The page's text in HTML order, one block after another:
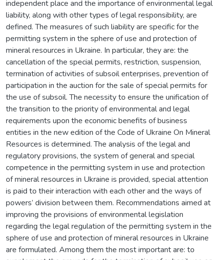
independent place and the importance of environmental legal
liability, along with other types of legal responsibility, are
defined. The measures of such liability are specific for the
permitting system in the sphere of use and protection of
mineral resources in Ukraine. In particular, they are: the
cancellation of the special permits, restriction, suspension,
termination of activities of subsoil enterprises, prevention of
participation in the auction for the sale of special permits for
the use of subsoil. The necessity to ensure the unification of
the transition to the priority of environmental and legal
requirements upon the economic benefits of business
entities in the new edition of the Code of Ukraine On Mineral
Resources is determined. The analysis of the legal and
regulatory provisions, the system of general and special
competence in the permitting system in use and protection
of mineral resources in Ukraine is provided, special attention
is paid to their interaction with each other and the ways of
powers’ division between them. Recommendations aimed at
improving the provisions of environmental legislation
regarding the legal regulation of the permitting system in the
sphere of use and protection of mineral resources in Ukraine
are formulated. Among them the most important are: to